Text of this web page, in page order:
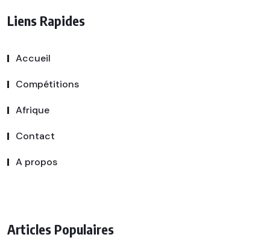
Liens Rapides
Accueil
Compétitions
Afrique
Contact
A propos
Articles Populaires